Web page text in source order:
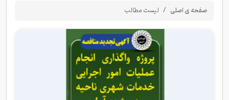
صفحه ی اصلی لیست مطالب